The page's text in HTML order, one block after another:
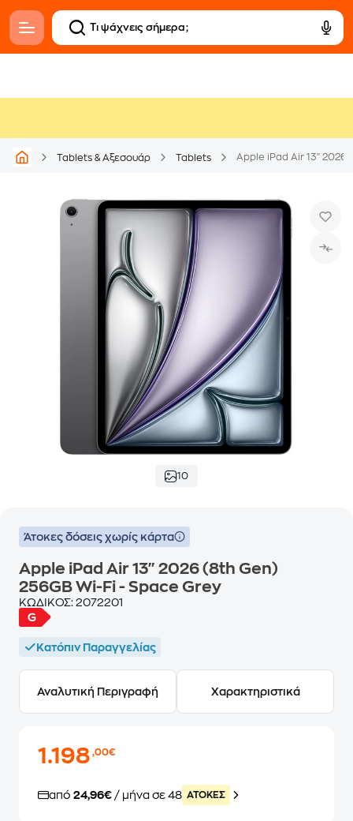
Tablets & Αξεσουάρ Tablets Apple iPad Air 13" 2026
10
Άτοκες δόσεις χωρίς κάρτα
Apple iPad Air 13" 2026 (8th Gen)
256GB Wi-Fi - Space Grey
ΚΩΔΙΚΟΣ: 2072201
Κατόπιν Παραγγελίας
Αναλυτική Περιγραφή Χαρακτηριστικά
1.198,00€
από 24,96€ / μήνα σε 48 ATOKEΣ